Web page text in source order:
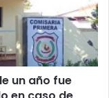
un año fue